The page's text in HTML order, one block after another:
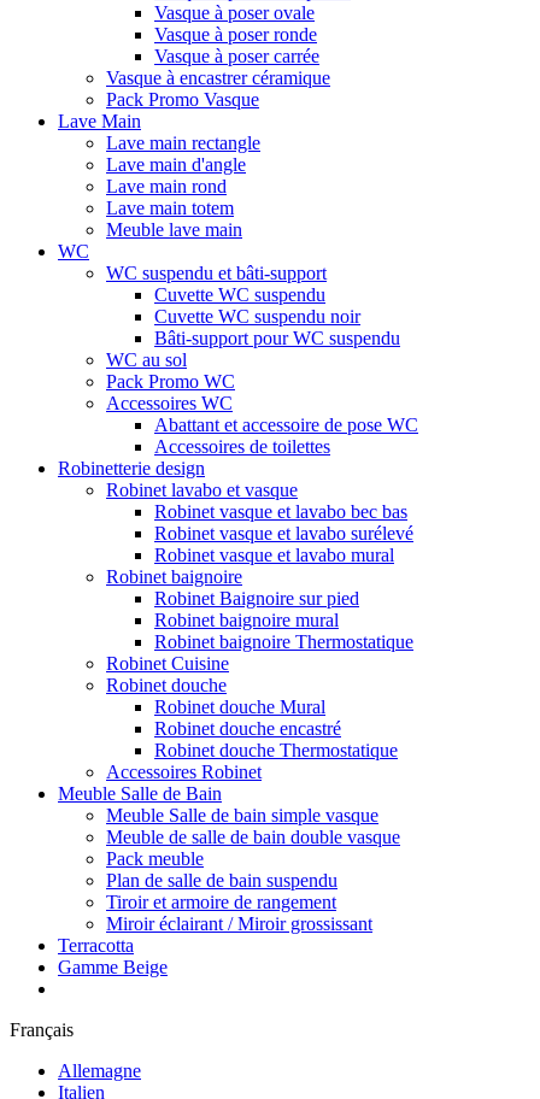
Vasque à poser ovale
Vasque à poser ronde
Vasque à poser carrée
Vasque à encastrer céramique
Pack Promo Vasque
Lave Main
Lave main rectangle
Lave main d'angle
Lave main rond
Lave main totem
Meuble lave main
WC
WC suspendu et bâti-support
Cuvette WC suspendu
Cuvette WC suspendu noir
Bâti-support pour WC suspendu
WC au sol
Pack Promo WC
Accessoires WC
Abattant et accessoire de pose WC
Accessoires de toilettes
Robinetterie design
Robinet lavabo et vasque
Robinet vasque et lavabo bec bas
Robinet vasque et lavabo surélevé
Robinet vasque et lavabo mural
Robinet baignoire
Robinet Baignoire sur pied
Robinet baignoire mural
Robinet baignoire Thermostatique
Robinet Cuisine
Robinet douche
Robinet douche Mural
Robinet douche encastré
Robinet douche Thermostatique
Accessoires Robinet
Meuble Salle de Bain
Meuble Salle de bain simple vasque
Meuble de salle de bain double vasque
Pack meuble
Plan de salle de bain suspendu
Tiroir et armoire de rangement
Miroir éclairant / Miroir grossissant
Terracotta
Gamme Beige
Français
Allemagne
Italien